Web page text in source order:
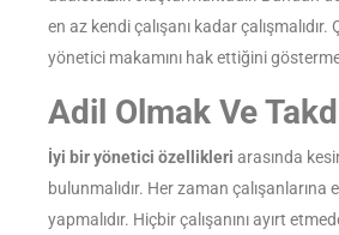
en az kendi çalışanı kadar çalışmalıdır.
yönetici makamını hak ettiğini
Adil Olmak Ve
İyi bir yönetici özellikleri arasında
bulunmalıdır. Her zaman çalışanlarına
yapmalıdır. Hiçbir çalışanını ayırt